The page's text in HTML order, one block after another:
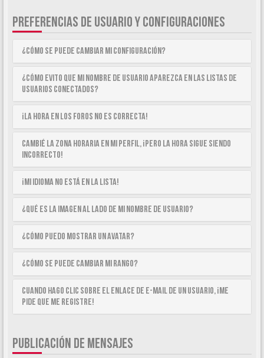
PREFERENCIAS DE USUARIO Y CONFIGURACIONES
¿Cómo se puede cambiar mi configuración?
¿Cómo evito que mi nombre de usuario aparezca en las listas de
usuarios conectados?
¡La hora en los foros no es correcta!
Cambié la zona horaria en mi perfil, ¡pero la hora sigue siendo
incorrecto!
¡Mi idioma no está en la lista!
¿Qué es la imagen al lado de mi nombre de usuario?
¿Cómo puedo mostrar un avatar?
¿Cómo se puede cambiar mi rango?
Cuando hago clic sobre el enlace de e-mail de un usuario, ¡me
pide que me registre!
PUBLICACIÓN DE MENSAJES